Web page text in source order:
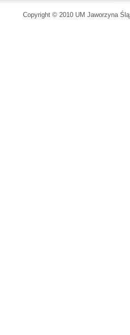
Copyright © 2010 UM Jaworzyna